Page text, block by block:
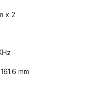
x 2
mm